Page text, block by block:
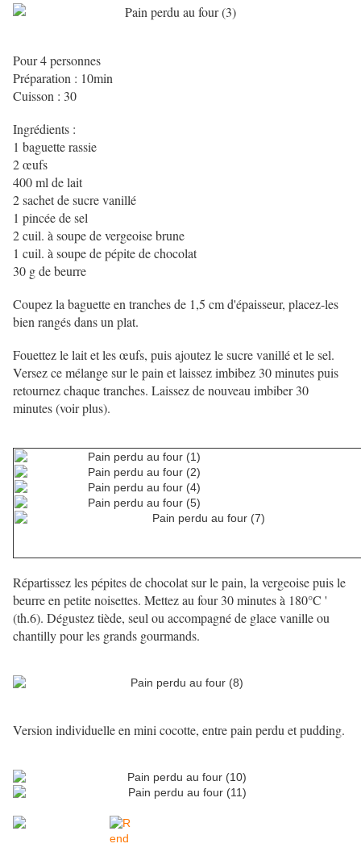
Pour 4 personnes
Préparation : 10min
Cuisson : 30
Ingrédients :
1 baguette rassie
2 œufs
400 ml de lait
2 sachet de sucre vanillé
1 pincée de sel
2 cuil. à soupe de vergeoise brune
1 cuil. à soupe de pépite de chocolat
30 g de beurre
Coupez la baguette en tranches de 1,5 cm d'épaisseur, placez-les
bien rangés dans un plat.
Fouettez le lait et les œufs, puis ajoutez le sucre vanillé et le sel.
Versez ce mélange sur le pain et laissez imbibez 30 minutes puis
retournez chaque tranches. Laissez de nouveau imbiber 30
minutes (voir plus).
Répartissez les pépites de chocolat sur le pain, la vergeoise puis le
beurre en petite noisettes. Mettez au four 30 minutes à 180°C '
(th.6). Dégustez tiède, seul ou accompagné de glace vanille ou
chantilly pour les grands gourmands.
Version individuelle en mini cocotte, entre pain perdu et pudding.